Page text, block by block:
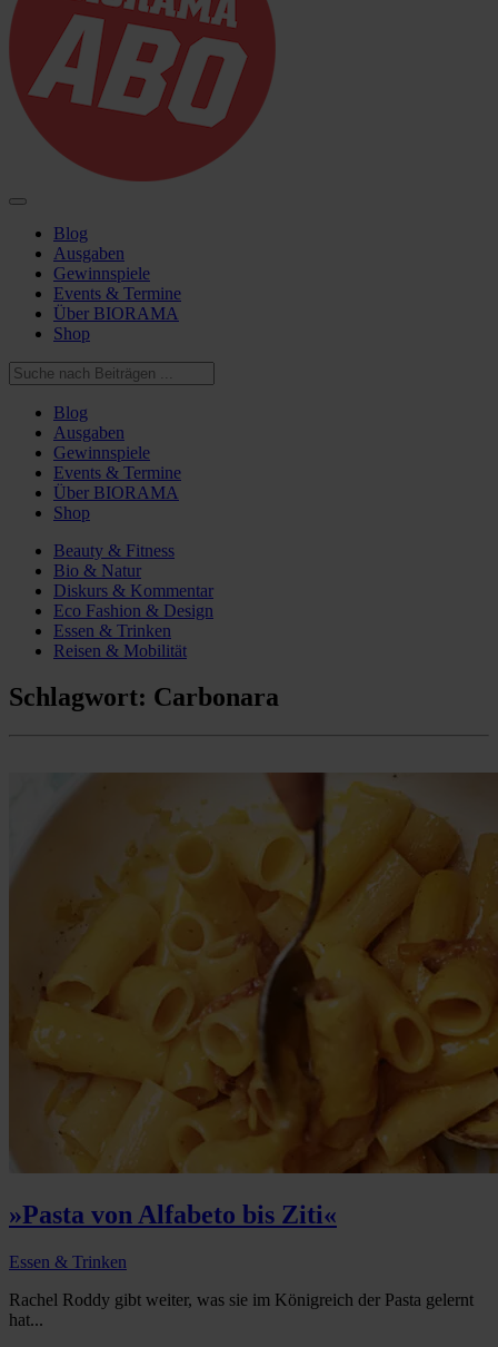
Blog
Ausgaben
Gewinnspiele
Events & Termine
Über BIORAMA
Shop
Blog
Ausgaben
Gewinnspiele
Events & Termine
Über BIORAMA
Shop
Beauty & Fitness
Bio & Natur
Diskurs & Kommentar
Eco Fashion & Design
Essen & Trinken
Reisen & Mobilität
Schlagwort: Carbonara
»Pasta von Alfabeto bis Ziti«
Essen & Trinken
Rachel Roddy gibt weiter, was sie im Königreich der Pasta gelernt
hat...